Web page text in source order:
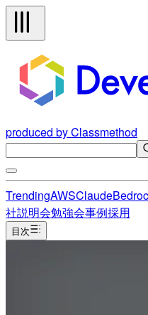
produced by Classmethod
TrendingAWSClaude
社説明会勉強会事例採用
目次